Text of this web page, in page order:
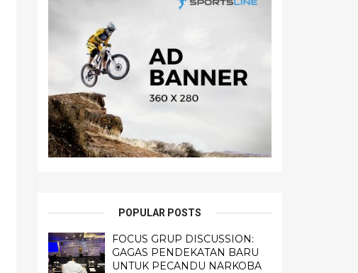
POPULAR POSTS
FOCUS GRUP DISCUSSION:
GAGAS PENDEKATAN BARU
UNTUK PECANDU NARKOBA